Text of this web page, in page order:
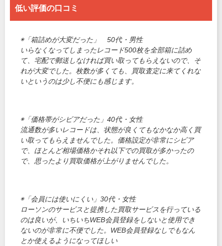
低い評価の口コミ
◉「箱詰めが大変だった」 50代・男性
いらなくなってしまったレコード500枚を全部箱に詰め
て、宅配で郵送しなければ買い取ってもらえないので、そ
れが大変でした。枚数が多くても、買取査定に来てくれな
いというのは少し不便にも感じます。
◉「価格帯がシビアだった」40代・女性
流通数が多いレコードは、状態が良くてもなかなか高く買
い取ってもらえませんでした。価格設定が非常にシビア
で、ほとんど相場価格かそれ以下での買取が多かったの
で、思ったより買取価格が上がりませんでした。
◉「会員には使いにくい」30代・女性
ローソンのサービスと提携した買取サービスを行っている
のは良いが、いちいちWEB会員登録をしないと使用でき
ないのが非常に不便でした。WEB会員登録なしでもなん
とか使えるようになってほしい